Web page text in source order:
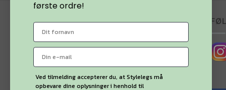
MINE SIDER
Få svar på dine spørgsmål
første ordre!
Ved tilmelding accepterer du, at Stylelegs må
opbevare dine oplysninger i henhold til